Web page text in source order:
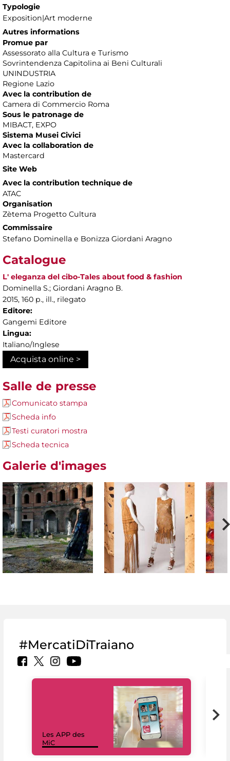
Typologie
Exposition|Art moderne
Autres informations
Promue par
Assessorato alla Cultura e Turismo
Sovrintendenza Capitolina ai Beni Culturali
UNINDUSTRIA
Regione Lazio
Avec la contribution de
Camera di Commercio Roma
Sous le patronage de
MIBACT, EXPO
Sistema Musei Civici
Avec la collaboration de
Mastercard
Site Web
Avec la contribution technique de
ATAC
Organisation
Zètema Progetto Cultura
Commissaire
Stefano Dominella e Bonizza Giordani Aragno
Catalogue
L' eleganza del cibo-Tales about food & fashion
Dominella S.; Giordani Aragno B.
2015, 160 p., ill., rilegato
Editore:
Gangemi Editore
Lingua:
Italiano/Inglese
Acquista online >
Salle de presse
Comunicato stampa
Scheda info
Testi curatori mostra
Scheda tecnica
Galerie d'images
#MercatiDiTraiano
Les APP des
MiC